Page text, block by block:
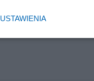
USTAWIENIA